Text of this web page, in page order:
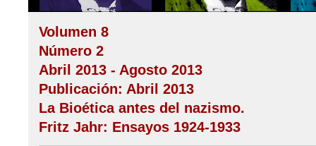
Volumen 8
Número 2
Abril 2013 - Agosto 2013
Publicación: Abril 2013
La Bioética antes del nazismo.
Fritz Jahr: Ensayos 1924-1933